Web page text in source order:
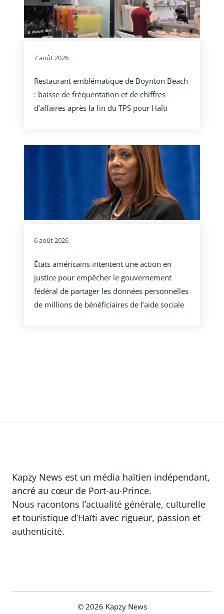
7 août 2026
Restaurant emblématique de Boynton Beach
: baisse de fréquentation et de chiffres
d’affaires après la fin du TPS pour Haïti
6 août 2026
États américains intentent une action en
justice pour empêcher le gouvernement
fédéral de partager les données personnelles
de millions de bénéficiaires de l’aide sociale
Kapzy News est un média haïtien indépendant,
ancré au cœur de Port-au-Prince.
Nous racontons l’actualité générale, culturelle
et touristique d’Haïti avec rigueur, passion et
authenticité.
© 2026 Kapzy News